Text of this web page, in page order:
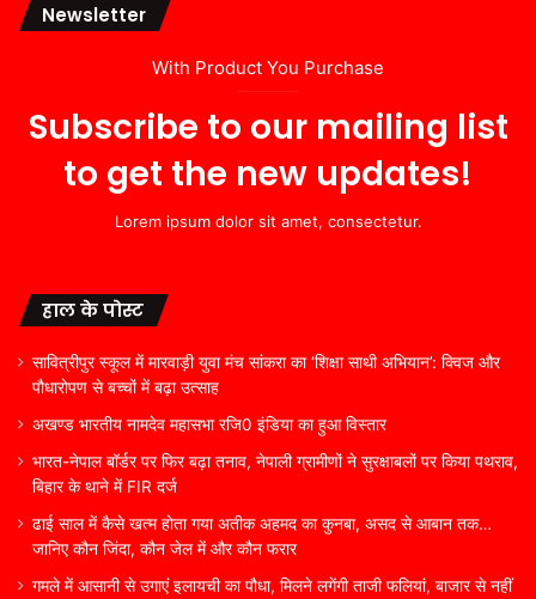
Newsletter
With Product You Purchase
Subscribe to our mailing list
to get the new updates!
Lorem ipsum dolor sit amet, consectetur.
हाल के पोस्ट
सावित्रीपुर स्कूल में मारवाड़ी युवा मंच सांकरा का ‘शिक्षा साथी अभियान’: क्विज और
पौधारोपण से बच्चों में बढ़ा उत्साह
अखण्ड भारतीय नामदेव महासभा रजि0 इंडिया का हुआ विस्तार
भारत-नेपाल बॉर्डर पर फिर बढ़ा तनाव, नेपाली ग्रामीणों ने सुरक्षाबलों पर किया पथराव,
बिहार के थाने में FIR दर्ज
ढाई साल में कैसे खत्म होता गया अतीक अहमद का कुनबा, असद से आबान तक…
जानिए कौन जिंदा, कौन जेल में और कौन फरार
गमले में आसानी से उगाएं इलायची का पौधा, मिलने लगेंगी ताजी फलियां, बाजार से नहीं